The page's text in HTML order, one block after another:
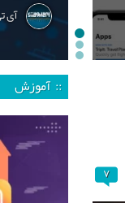
آی
۷
:: آموزش